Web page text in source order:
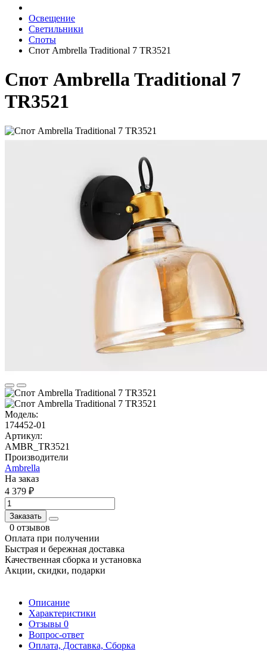
Освещение
Светильники
Споты
Спот Ambrella Traditional 7 TR3521
Спот Ambrella Traditional 7
TR3521
Модель:
174452-01
Артикул:
AMBR_TR3521
Производители
Ambrella
На заказ
4 379 ₽
Заказать
0 отзывов
Оплата при получении
Быстрая и бережная доставка
Качественная сборка и установка
Акции, скидки, подарки
Описание
Характеристики
Отзывы 0
Вопрос-ответ
Оплата, Доставка, Сборка